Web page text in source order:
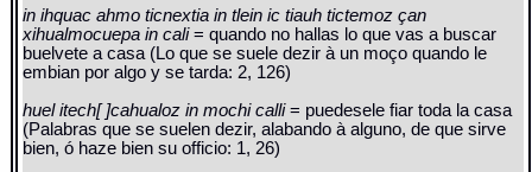
in ihquac ahmo ticnextia in tlein ic tiauh tictemoz çan
xihualmocuepa in cali= quando no hallas lo que vas a buscar
buelvete a casa (Lo que se suele dezir à un moço quando le
embian por algo y se tarda: 2, 126)
huel itech[ ]cahualoz in mochi calli= puedesele fiar toda la casa
(Palabras que se suelen dezir, alabando à alguno, de que sirve
bien, ó haze bien su officio: 1, 26)